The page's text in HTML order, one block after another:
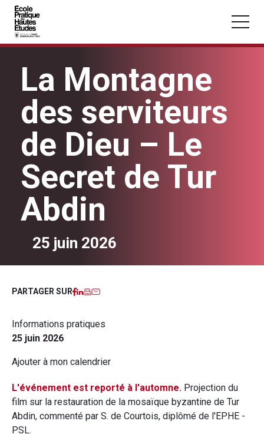
Vous recherchez peut-être :
Conférence Master Section
La Montagne
des serviteurs
de Dieu – Le
Secret de Tur
Abdin
25 juin 2026
PARTAGER SUR Facebook
LinkedIn
Imprimer
Informations pratiques
25 juin 2026
Ajouter à mon calendrier
L'événement est reporté à l'automne. Projection du
film sur la restauration de la mosaïque byzantine de Tur
Abdin, commenté par S. de Courtois, diplômé de l'EPHE -
PSL.
Panneau de gestion des cookies